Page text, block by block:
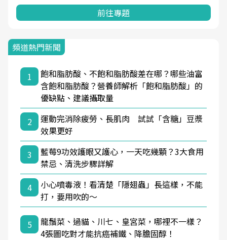
前往專題
頻道熱門新聞
1
飽和脂肪酸、不飽和脂肪酸差在哪？哪些油富
含飽和脂肪酸？營養師解析「飽和脂肪酸」的
優缺點、建議攝取量
2
運動完消除疲勞、長肌肉 試試「含糖」豆漿
效果更好
3
藍莓9功效護眼又護心，一天吃幾顆？3大食用
禁忌、清洗步驟詳解
4
小心噴毒液！看清楚「隱翅蟲」長這樣，不能
打，要用吹的～
5
龍鬚菜、過貓、川七、皇宮菜，哪裡不一樣？
4張圖吃對才能抗癌補鐵、降膽固醇！